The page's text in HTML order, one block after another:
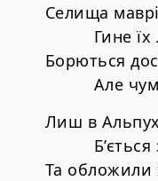
Селища
Гине їх
Борються
Але чума
Лиш в
Б’ється
Та обложили